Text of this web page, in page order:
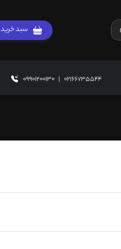
سبد خرید
02166735544
|
09901200130